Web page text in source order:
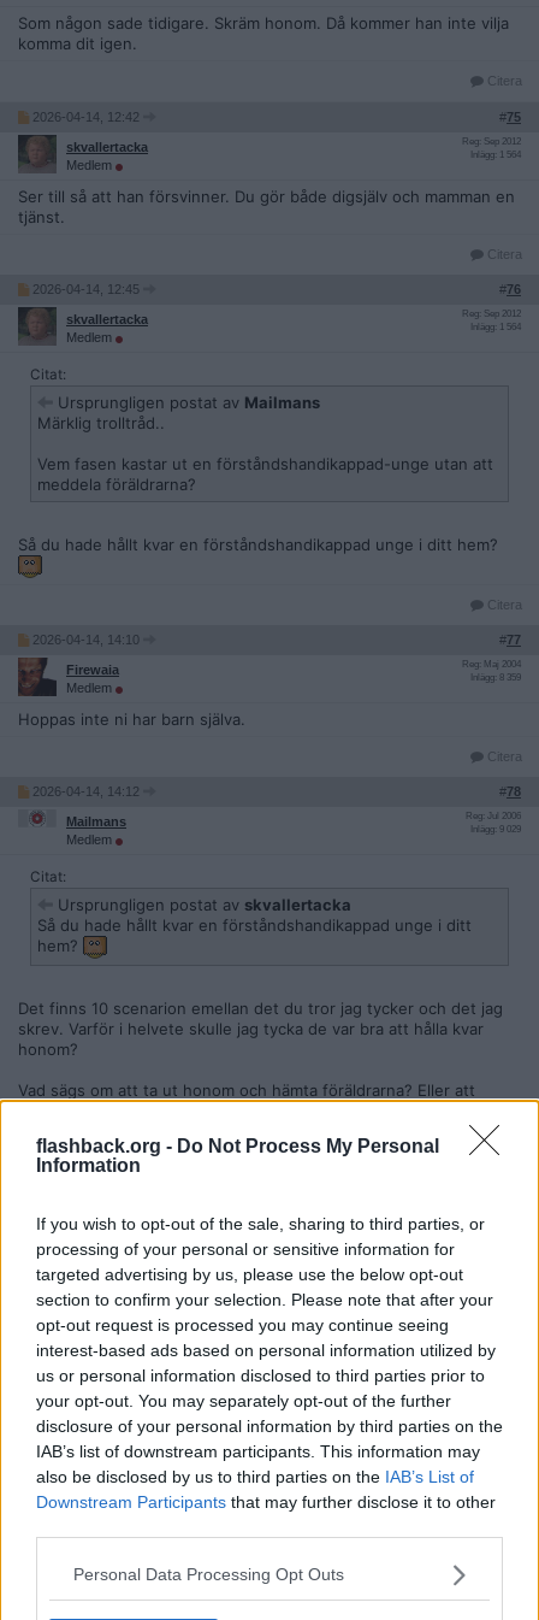
flashback.org - Do Not Process My Personal
Information
If you wish to opt-out of the sale, sharing to third parties, or
processing of your personal or sensitive information for
targeted advertising by us, please use the below opt-out
section to confirm your selection. Please note that after your
opt-out request is processed you may continue seeing
interest-based ads based on personal information utilized by
us or personal information disclosed to third parties prior to
your opt-out. You may separately opt-out of the further
disclosure of your personal information by third parties on the
IAB’s list of downstream participants. This information may
also be disclosed by us to third parties on the IAB’s List of
Downstream Participants that may further disclose it to other
Personal Data Processing Opt Outs
Som någon sade tidigare. Skräm honom. Då kommer han inte vilja
komma dit igen.
Citera
2026-04-14, 12:42 #75
skvallertacka
Medlem
Reg: Sep 2012
Inlägg: 1 564
Ser till så att han försvinner. Du gör både digsjälv och mamman en
tjänst.
Citera
2026-04-14, 12:45 #76
skvallertacka
Medlem
Reg: Sep 2012
Inlägg: 1 564
Citat:
Ursprungligen postat av Mailmans
Märklig trolltråd..
Vem fasen kastar ut en förståndshandikappad-unge utan att
meddela föräldrarna?
Så du hade hållt kvar en förståndshandikappad unge i ditt hem?
Citera
2026-04-14, 14:10 #77
Firewaia
Medlem
Reg: Maj 2004
Inlägg: 8 359
Hoppas inte ni har barn själva.
Citera
2026-04-14, 14:12 #78
Mailmans
Medlem
Reg: Jul 2006
Inlägg: 9 029
Citat:
Ursprungligen postat av skvallertacka
Så du hade hållt kvar en förståndshandikappad unge i ditt
hem?
Det finns 10 scenarion emellan det du tror jag tycker och det jag
skrev. Varför i helvete skulle jag tycka de var bra att hålla kvar
honom?
Vad sägs om att ta ut honom och hämta föräldrarna? Eller att
Citera
Medlem
Inlägg: 28 594
Citat:
Ursprungligen postat avhitler-gg
Han kanske älskar att dammsuga och stryka?
"NEJ du får absolut inte röra dammsugaren!"
Sinnessjukt smart, lite elakt, men ack så smart!!
Medlem
Ursprungligen postat avFirewaia